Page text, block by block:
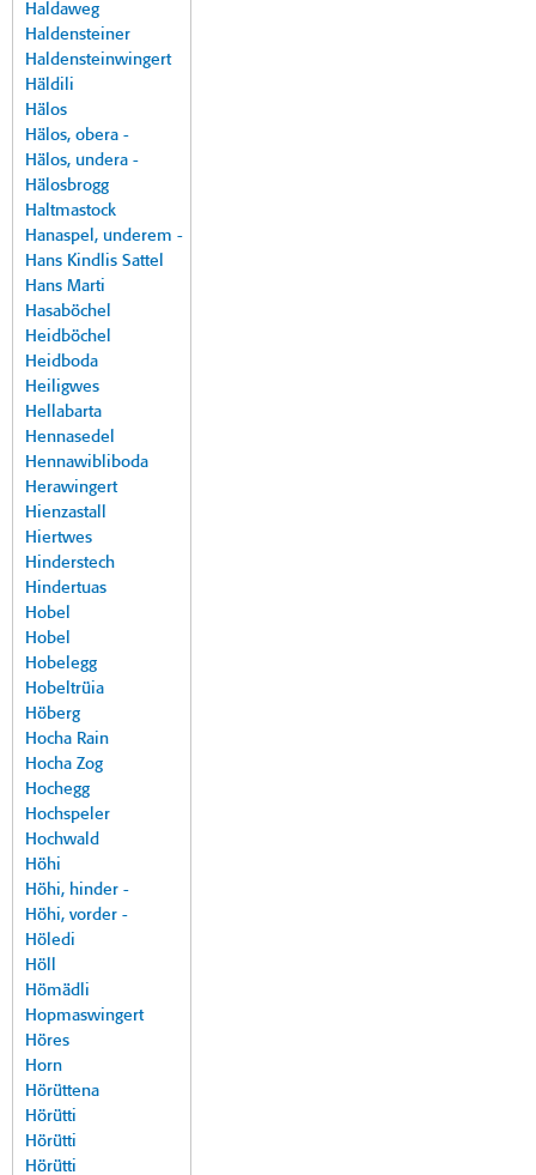
Haldaweg
Haldensteiner
Haldensteinwingert
Häldili
Hälos
Hälos, obera -
Hälos, undera -
Hälosbrogg
Haltmastock
Hanaspel, underem -
Hans Kindlis Sattel
Hans Marti
Hasaböchel
Heidböchel
Heidboda
Heiligwes
Hellabarta
Hennasedel
Hennawibliboda
Herawingert
Hienzastall
Hiertwes
Hinderstech
Hindertuas
Hobel
Hobel
Hobelegg
Hobeltrüia
Höberg
Hocha Rain
Hocha Zog
Hochegg
Hochspeler
Hochwald
Höhi
Höhi, hinder -
Höhi, vorder -
Höledi
Höll
Hömädli
Hopmaswingert
Höres
Horn
Hörüttena
Hörütti
Hörütti
Hörütti